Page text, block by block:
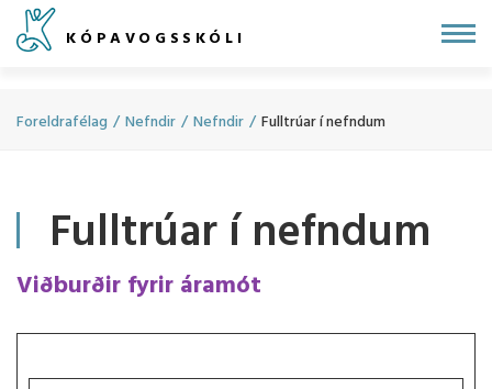
Fara
í
KÓPAVOGSSKÓLI
Foreldrafélag / Nefndir / Nefndir / Fulltrúar í nefndum
Fulltrúar í nefndum
Viðburðir fyrir áramót